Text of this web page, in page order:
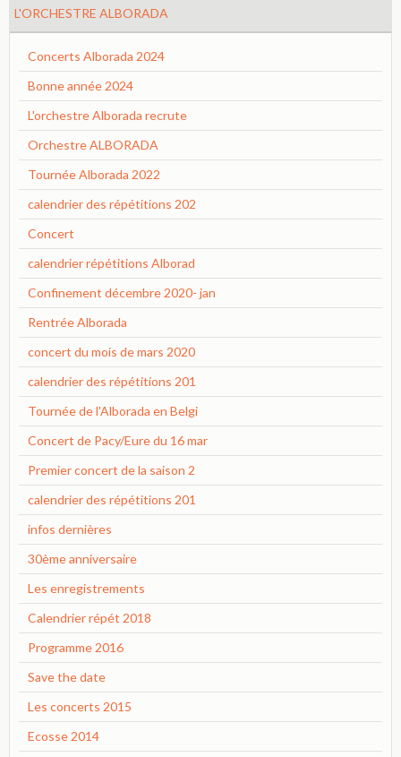
L'ORCHESTRE ALBORADA
Concerts Alborada 2024
Bonne année 2024
L'orchestre Alborada recrute
Orchestre ALBORADA
Tournée Alborada 2022
calendrier des répétitions 202
Concert
calendrier répétitions Alborad
Confinement décembre 2020- jan
Rentrée Alborada
concert du mois de mars 2020
calendrier des répétitions 201
Tournée de l'Alborada en Belgi
Concert de Pacy/Eure du 16 mar
Premier concert de la saison 2
calendrier des répétitions 201
infos dernières
30ème anniversaire
Les enregistrements
Calendrier répét 2018
Programme 2016
Save the date
Les concerts 2015
Ecosse 2014